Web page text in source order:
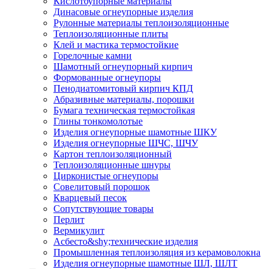
Динасовые огнеупорные изделия
Рулонные материалы теплоизоляционные
Тепло­изоляционные плиты
Клей и мастика термостойкие
Горелочные камни
Шамотный огнеупорный кирпич
Формованные огнеупоры
Пенодиатомитовый кирпич КПД
Абразивные материалы, порошки
Бумага техническая термостойкая
Глины тонкомолотые
Изделия огнеупорные шамотные ШКУ
Изделия огнеупорные ШЧС, ШЧУ
Картон теплоизоляционный
Теплоизоляционные шнуры
Цирконистые огнеупоры
Совелитовый порошок
Кварцевый песок
Сопутствующие товары
Перлит
Вермикулит
Асбесто&shy;технические изделия
Промышленная теплоизоляция из керамоволокна
Изделия огнеупорные шамотные ШЛ, ШЛТ